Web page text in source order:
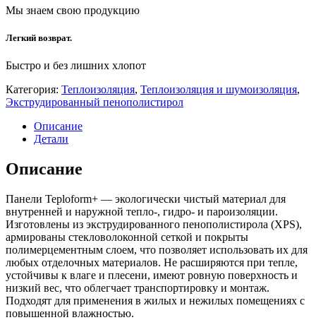
Мы знаем свою продукцию
Легкий возврат.
Быстро и без лишних хлопот
Категория: Теплоизоляция, Теплоизоляция и шумоизоляция,
Экструдированный пенополистирол
Описание
Детали
Описание
Панели Teploform+ — экологически чистый материал для
внутренней и наружной тепло-, гидро- и пароизоляции.
Изготовлены из экструдированного пенополистирола (XPS),
армированы стекловолоконной сеткой и покрыты
полимерцементным слоем, что позволяет использовать их для
любых отделочных материалов. Не расширяются при тепле,
устойчивы к влаге и плесени, имеют ровную поверхность и
низкий вес, что облегчает транспортировку и монтаж.
Подходят для применения в жилых и нежилых помещениях с
повышенной влажностью.